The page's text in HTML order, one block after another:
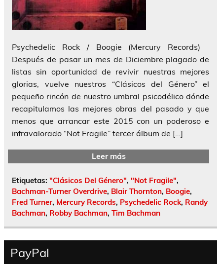
Psychedelic Rock / Boogie (Mercury Records)
Después de pasar un mes de Diciembre plagado de
listas sin oportunidad de revivir nuestras mejores
glorias, vuelve nuestros “Clásicos del Género” el
pequeño rincón de nuestro umbral psicodélico dónde
recapitulamos las mejores obras del pasado y que
menos que arrancar este 2015 con un poderoso e
infravalorado “Not Fragile” tercer álbum de […]
Leer más
Etiquetas: "Clásicos Del Género", "Not Fragile",
Bachman-Turner Overdrive, Blair Thornton, Boogie,
Fred Turner, Mercury Records, Psychedelic Rock, Randy
Bachman, Robby Bachman, Tim Bachman
PayPal